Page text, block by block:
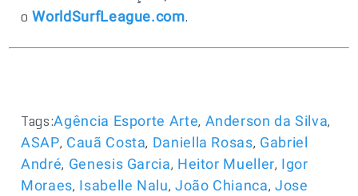
oWorldSurfLeague.com.
Tags:Agência Esporte Arte, Anderson da Silva,
ASAP, Cauã Costa, Daniella Rosas, Gabriel
André, Genesis Garcia, Heitor Mueller, Igor
Moraes, Isabelle Nalu, João Chianca, Jose